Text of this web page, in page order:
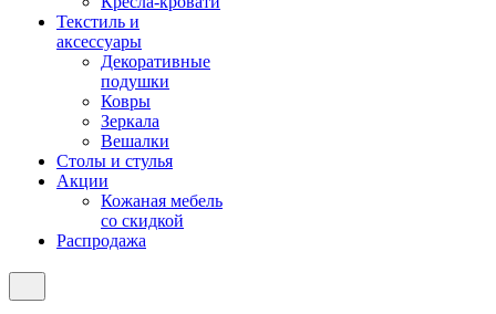
Текстиль и
аксессуары
Декоративные
подушки
Ковры
Зеркала
Вешалки
Столы и стулья
Акции
Кожаная мебель
со скидкой
Распродажа